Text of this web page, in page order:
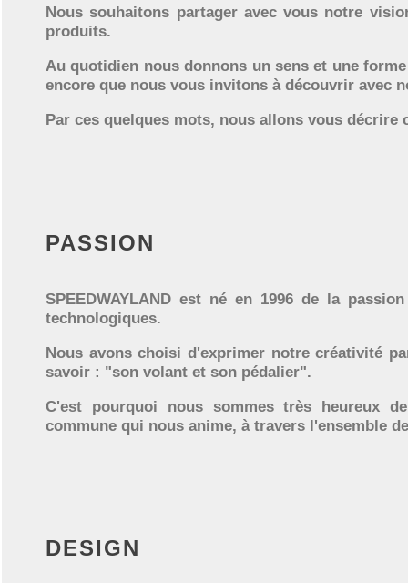
Nous souhaitons partager avec vous notre
produits.
Au quotidien nous donnons un sens et une
encore que nous vous invitons à découvrir avec
Par ces quelques mots, nous allons vous décrire
PASSION
SPEEDWAYLAND est né en 1996 de la
technologiques.
Nous avons choisi d'exprimer notre créativité
savoir : "son volant et son pédalier".
C'est pourquoi nous sommes très heureux
commune qui nous anime, à travers l'ensemble
DESIGN